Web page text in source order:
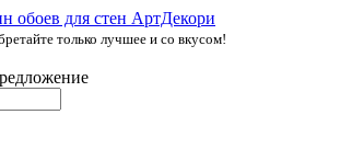
только лучшее и со вкусом!